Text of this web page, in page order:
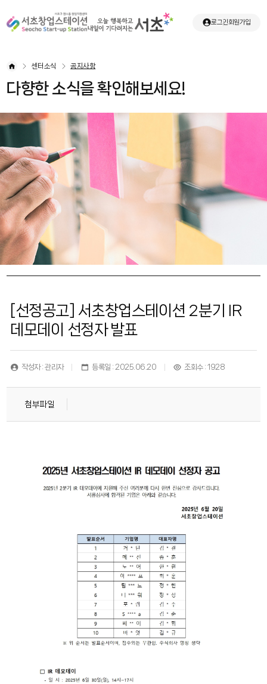
로그인회원가입
센터소식 공지사항
다향한 소식을 확인해보세요!
[선정공고] 서초창업스테이션 2분기 IR
데모데이 선정자 발표
작성자 : 관리자 등록일 : 2025.06.20 조회수 : 1928
첨부파일